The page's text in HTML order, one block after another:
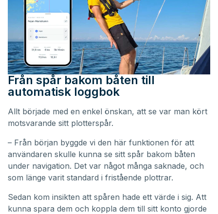
Från spår bakom båten till
automatisk loggbok
Allt började med en enkel önskan, att se var man kört
motsvarande sitt plotterspår.
– Från början byggde vi den här funktionen för att
användaren skulle kunna se sitt spår bakom båten
under navigation. Det var något många saknade, och
som länge varit standard i fristående plottrar.
Sedan kom insikten att spåren hade ett värde i sig. Att
kunna spara dem och koppla dem till sitt konto gjorde